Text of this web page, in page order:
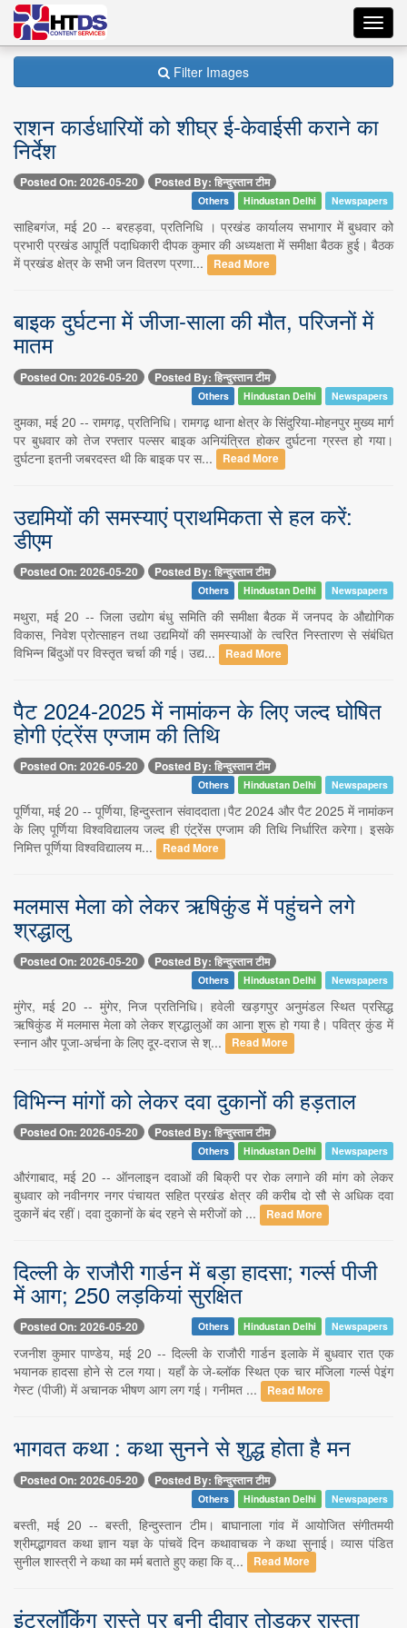
Filter Images
राशन कार्डधारियों को शीघ्र ई-केवाईसी कराने का
निर्देश
Posted On: 2026-05-20 Posted By: हिन्दुस्तान टीम
Others Hindustan Delhi Newspapers
साहिबगंज, मई 20 -- बरहड़वा, प्रतिनिधि । प्रखंड कार्यालय सभागार में बुधवार को
प्रभारी प्रखंड आपूर्ति पदाधिकारी दीपक कुमार की अध्यक्षता में समीक्षा बैठक हुई। बैठक
में प्रखंड क्षेत्र के सभी जन वितरण प्रणा...
Read More
बाइक दुर्घटना में जीजा-साला की मौत, परिजनों में
मातम
Posted On: 2026-05-20 Posted By: हिन्दुस्तान टीम
Others Hindustan Delhi Newspapers
दुमका, मई 20 -- रामगढ़, प्रतिनिधि। रामगढ़ थाना क्षेत्र के सिंदुरिया-मोहनपुर मुख्य मार्ग
पर बुधवार को तेज रफ्तार पल्सर बाइक अनियंत्रित होकर दुर्घटना ग्रस्त हो गया।
दुर्घटना इतनी जबरदस्त थी कि बाइक पर स...
Read More
उद्यमियों की समस्याएं प्राथमिकता से हल करें:
डीएम
Posted On: 2026-05-20 Posted By: हिन्दुस्तान टीम
Others Hindustan Delhi Newspapers
मथुरा, मई 20 -- जिला उद्योग बंधु समिति की समीक्षा बैठक में जनपद के औद्योगिक
विकास, निवेश प्रोत्साहन तथा उद्यमियों की समस्याओं के त्वरित निस्तारण से संबंधित
विभिन्न बिंदुओं पर विस्तृत चर्चा की गई। उद्य...
Read More
पैट 2024-2025 में नामांकन के लिए जल्द घोषित
होगी एंट्रेंस एग्जाम की तिथि
Posted On: 2026-05-20 Posted By: हिन्दुस्तान टीम
Others Hindustan Delhi Newspapers
पूर्णिया, मई 20 -- पूर्णिया, हिन्दुस्तान संवाददाता।पैट 2024 और पैट 2025 में नामांकन
के लिए पूर्णिया विश्वविद्यालय जल्द ही एंट्रेंस एग्जाम की तिथि निर्धारित करेगा। इसके
निमित्त पूर्णिया विश्वविद्यालय म...
Read More
मलमास मेला को लेकर ऋषिकुंड में पहुंचने लगे
श्रद्धालु
Posted On: 2026-05-20 Posted By: हिन्दुस्तान टीम
Others Hindustan Delhi Newspapers
मुंगेर, मई 20 -- मुंगेर, निज प्रतिनिधि। हवेली खड़गपुर अनुमंडल स्थित प्रसिद्ध
ऋषिकुंड में मलमास मेला को लेकर श्रद्धालुओं का आना शुरू हो गया है। पवित्र कुंड में
स्नान और पूजा-अर्चना के लिए दूर-दराज से श्...
Read More
विभिन्न मांगों को लेकर दवा दुकानों की हड़ताल
Posted On: 2026-05-20 Posted By: हिन्दुस्तान टीम
Others Hindustan Delhi Newspapers
औरंगाबाद, मई 20 -- ऑनलाइन दवाओं की बिक्री पर रोक लगाने की मांग को लेकर
बुधवार को नवीनगर नगर पंचायत सहित प्रखंड क्षेत्र की करीब दो सौ से अधिक दवा
दुकानें बंद रहीं। दवा दुकानों के बंद रहने से मरीजों को ...
Read More
दिल्ली के राजौरी गार्डन में बड़ा हादसा; गर्ल्स पीजी
में आग; 250 लड़कियां सुरक्षित
Posted On: 2026-05-20 Others Hindustan Delhi Newspapers
रजनीश कुमार पाण्डेय, मई 20 -- दिल्ली के राजौरी गार्डन इलाके में बुधवार रात एक
भयानक हादसा होने से टल गया। यहाँ के जे-ब्लॉक स्थित एक चार मंजिला गर्ल्स पेइंग
गेस्ट (पीजी) में अचानक भीषण आग लग गई। गनीमत ...
Read More
भागवत कथा : कथा सुनने से शुद्ध होता है मन
Posted On: 2026-05-20 Posted By: हिन्दुस्तान टीम
Others Hindustan Delhi Newspapers
बस्ती, मई 20 -- बस्ती, हिन्दुस्तान टीम। बाघानाला गांव में आयोजित संगीतमयी
श्रीमद्भागवत कथा ज्ञान यज्ञ के पांचवें दिन कथावाचक ने कथा सुनाई। व्यास पंडित
सुनील शास्त्री ने कथा का मर्म बताते हुए कहा कि व्...
Read More
इंटरलॉकिंग रास्ते पर बनी दीवार तोड़कर रास्ता